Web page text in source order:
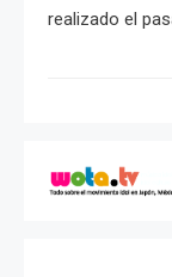
realizado el